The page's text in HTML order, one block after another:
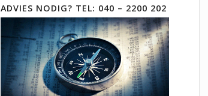
ADVIES NODIG? TEL: 040 – 2200 202